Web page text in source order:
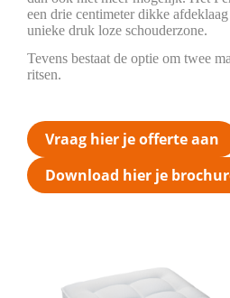
een drie centimeter dikke
unieke druk loze schouderzone.
Tevens bestaat de optie om twee
ritsen.
Vraag hier je offerte aan
Download hier je